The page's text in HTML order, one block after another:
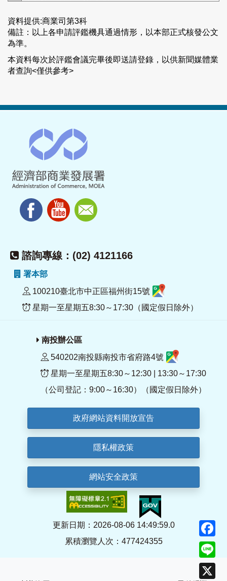
資料提供:商業司第3科
備註：以上各申請評鑑機具通過情形，以本部正式核發公文
為準。
本資料每次於評鑑會議完畢後即送請登錄，以供新聞媒體業
者查詢<僅供參考>
諮詢專線：(02) 4121166
署本部
100210臺北市中正區福州街15號
星期一至星期五8:30～17:30（國定假日除外）
南投辦公區
540202南投縣南投市省府路4號
星期一至星期五8:30～12:30 | 13:30～17:30
（公司登記：9:00～16:30）（國定假日除外）
政府網站資料開放宣告
隱私權政策
網站安全政策
更新日期：2026-08-06 14:49:59.0
累積瀏覽人次：477424355